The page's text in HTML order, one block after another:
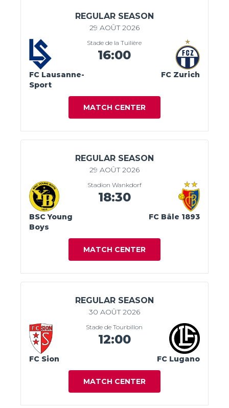
REGULAR SEASON
29 AOÛT 2026
FC Lausanne-
Sport
Stade de la Tuilière
16:00
FC Zurich
MATCH CENTER
REGULAR SEASON
29 AOÛT 2026
BSC Young
Boys
Stadion Wankdorf
18:30
FC Bâle 1893
MATCH CENTER
REGULAR SEASON
30 AOÛT 2026
FC Sion
Stade de Tourbillon
12:00
FC Lugano
MATCH CENTER